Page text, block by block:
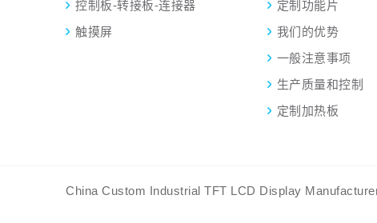
控制板-转接板-连接器
触摸屏
定制功能片
我们的优势
一般注意事项
生产质量和控制
定制加热板
China Custom Industrial TFT LCD Display